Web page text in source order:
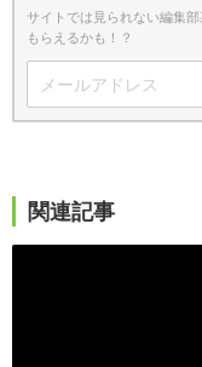
サイトでは見られない編集
もらえるかも！？
関連記事